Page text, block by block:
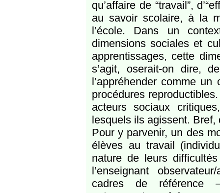
qu’affaire de “travail”,
au savoir scolaire, à la
l’école. Dans un
dimensions sociales et
apprentissages, cette
s’agit, oserait-on dire,
l’appréhender comme
procédures
acteurs sociaux
lesquels ils agissent. Bref,
Pour y parvenir, un des
élèves au travail
nature de leurs
l’enseignant
cadres de référence –